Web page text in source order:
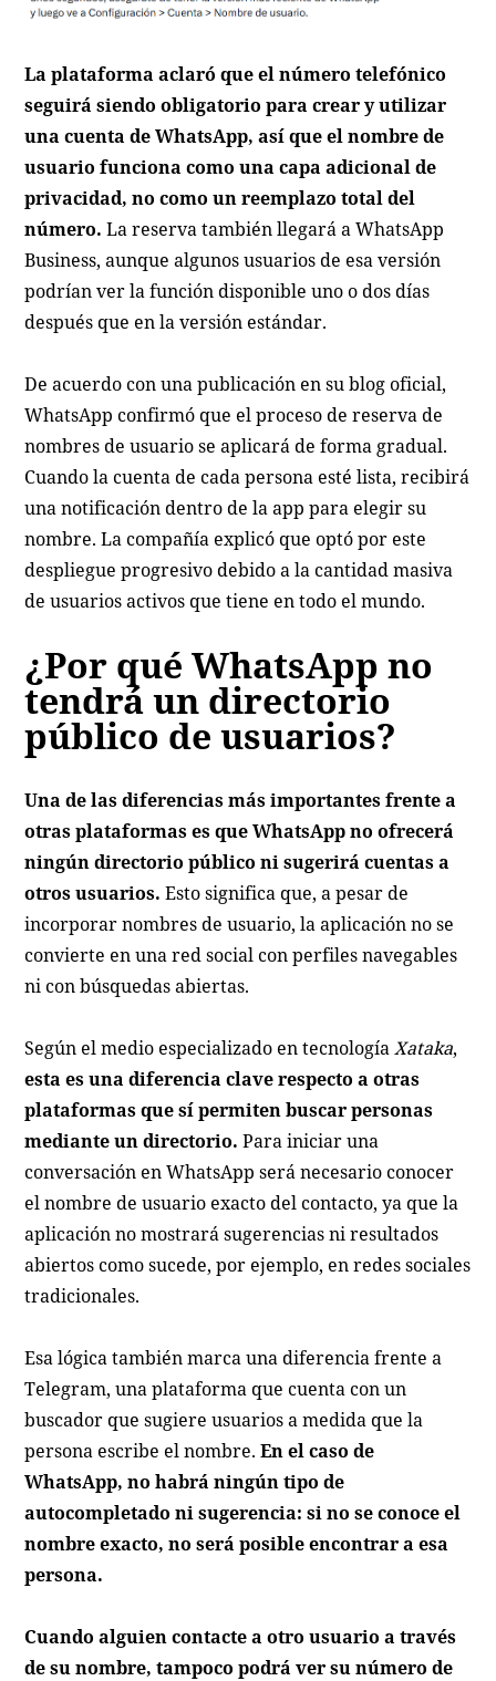
La plataforma aclaró que el número telefónico
seguirá siendo obligatorio para crear y utilizar
una cuenta de WhatsApp, así que el nombre de
usuario funciona como una capa adicional de
privacidad, no como un reemplazo total del
número. La reserva también llegará a WhatsApp
Business, aunque algunos usuarios de esa versión
podrían ver la función disponible uno o dos días
después que en la versión estándar.
De acuerdo con una publicación en su blog oficial,
WhatsApp confirmó que el proceso de reserva de
nombres de usuario se aplicará de forma gradual.
Cuando la cuenta de cada persona esté lista, recibirá
una notificación dentro de la app para elegir su
nombre. La compañía explicó que optó por este
despliegue progresivo debido a la cantidad masiva
de usuarios activos que tiene en todo el mundo.
¿Por qué WhatsApp no
tendrá un directorio
público de usuarios?
Una de las diferencias más importantes frente a
otras plataformas es que WhatsApp no ofrecerá
ningún directorio público ni sugerirá cuentas a
otros usuarios. Esto significa que, a pesar de
incorporar nombres de usuario, la aplicación no se
convierte en una red social con perfiles navegables
ni con búsquedas abiertas.
Según el medio especializado en tecnologíaXataka,
esta es una diferencia clave respecto a otras
plataformas que sí permiten buscar personas
mediante un directorio. Para iniciar una
conversación en WhatsApp será necesario conocer
el nombre de usuario exacto del contacto, ya que la
aplicación no mostrará sugerencias ni resultados
abiertos como sucede, por ejemplo, en redes sociales
tradicionales.
Esa lógica también marca una diferencia frente a
Telegram, una plataforma que cuenta con un
buscador que sugiere usuarios a medida que la
persona escribe el nombre.En el caso de
WhatsApp, no habrá ningún tipo de
autocompletado ni sugerencia: si no se conoce el
nombre exacto, no será posible encontrar a esa
persona.
Cuando alguien contacte a otro usuario a través
de su nombre, tampoco podrá ver su número de